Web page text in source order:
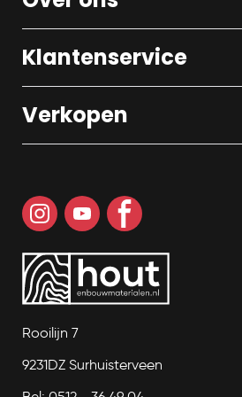
Klantenservice
Verkopen
Rooilijn 7
9231DZ Surhuisterveen